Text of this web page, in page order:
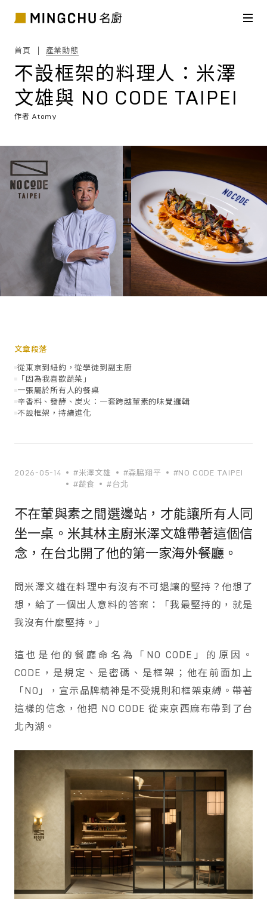
首頁 產業動態
不設框架的料理人：米澤
文雄與 NO CODE TAIPEI
作者 Atomy
2026-05-14 #米澤文雄 #森脇翔平
#NO CODE TAIPEI
#蔬食
#台北
不在葷與素之間選邊站，才能讓所有人同
坐一桌。米其林主廚米澤文雄帶著這個信
念，在台北開了他的第一家海外餐廳。
問米澤文雄在料理中有沒有不可退讓的堅持？他想了
想，給了一個出人意料的答案：「我最堅持的，就是
我沒有什麼堅持。」
這也是他的餐廳命名為「NO CODE」的原因。
CODE，是規定、是密碼、是框架；他在前面加上
「NO」，宣示品牌精神是不受規則和框架束縛。帶著
這樣的信念，他把 NO CODE 從東京西麻布帶到了台
北內湖。
文章段落
從東京到紐約，從學徒到副主廚
「因為我喜歡蔬菜」
一張屬於所有人的餐桌
辛香料、發酵、炭火：一套跨越葷素的味覺邏輯
不設框架，持續進化